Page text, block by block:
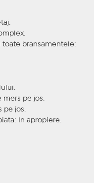
toate bransamentele:
mers pe jos.
pe jos.
In apropiere.